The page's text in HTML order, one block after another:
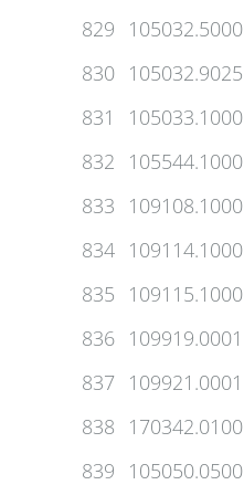
829
105032.5000
830 105032.9025
831
105033.1000
832
105544.1000
833
109108.1000
834 109114.1000
835
109115.1000
836 109919.0001
837 109921.0001
838
170342.0100
839
105050.0500